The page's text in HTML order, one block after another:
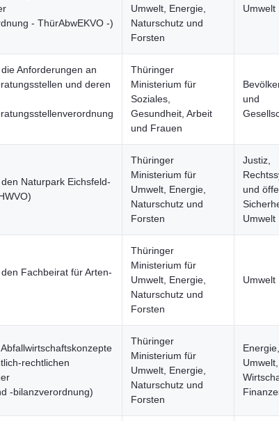
- ThürAbwEKVO -)
Umwelt, Energie,
Naturschutz und
Forsten
Umwelt
Anforderungen an
und deren
Thüringer
Ministerium für
Soziales,
Gesundheit, Arbeit
und Frauen
und
Naturpark Eichsfeld-
Thüringer
Ministerium für
Umwelt, Energie,
Naturschutz und
Forsten
Justiz,
und
Umwelt
Fachbeirat für Arten-
Thüringer
Ministerium für
Umwelt, Energie,
Naturschutz und
Forsten
Umwelt
rechtlichen
-bilanzverordnung)
Thüringer
Ministerium für
Umwelt, Energie,
Naturschutz und
Forsten
Energie,
Umwelt,